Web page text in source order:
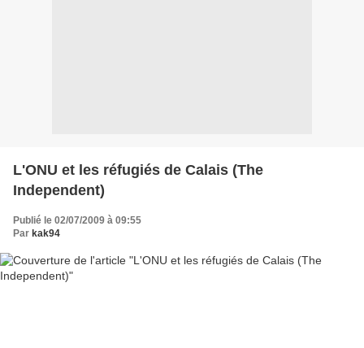
L'ONU et les réfugiés de Calais (The
Independent)
Publié le 02/07/2009 à 09:55
Par kak94